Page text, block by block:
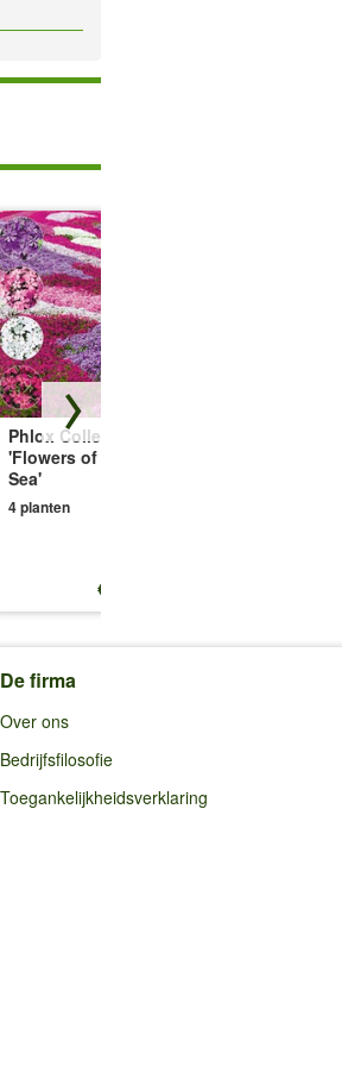
Phlox Collectie
'Flowers of the
Sea'
4 planten
€ 13,25
De firma
Over ons
Bedrijfsfilosofie
Toegankelijkheidsverklaring